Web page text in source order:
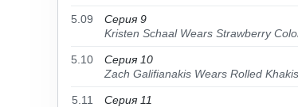
5.09
Серия 9
Kristen Schaal Wears Strawberry
5.10
Серия 10
Zach Galifianakis Wears Rolled
5.11
Серия 11